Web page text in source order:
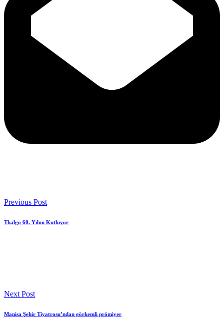
Previous Post
Thalgo 60. Yılını Kutluyor
Next Post
Manisa Şehir Tiyatrosu’ndan görkemli prömiyer